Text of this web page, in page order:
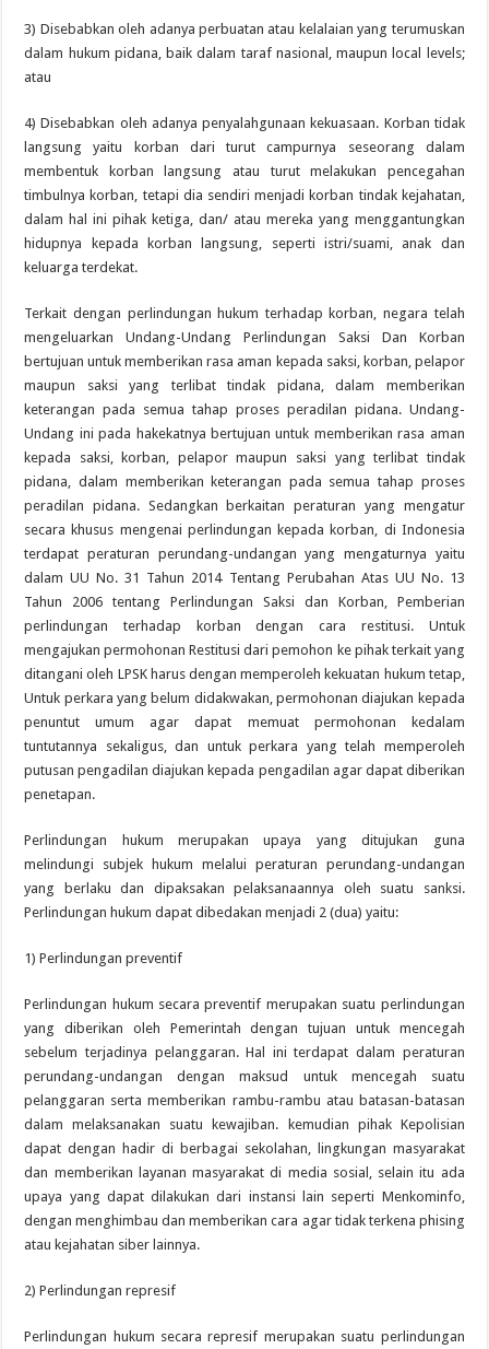
3) Disebabkan oleh adanya perbuatan atau kelalaian yang terumuskan
dalam hukum pidana, baik dalam taraf nasional, maupun local levels;
atau
4) Disebabkan oleh adanya penyalahgunaan kekuasaan. Korban tidak
langsung yaitu korban dari turut campurnya seseorang dalam
membentuk korban langsung atau turut melakukan pencegahan
timbulnya korban, tetapi dia sendiri menjadi korban tindak kejahatan,
dalam hal ini pihak ketiga, dan/ atau mereka yang menggantungkan
hidupnya kepada korban langsung, seperti istri/suami, anak dan
keluarga terdekat.
Terkait dengan perlindungan hukum terhadap korban, negara telah
mengeluarkan Undang-Undang Perlindungan Saksi Dan Korban
bertujuan untuk memberikan rasa aman kepada saksi, korban, pelapor
maupun saksi yang terlibat tindak pidana, dalam memberikan
keterangan pada semua tahap proses peradilan pidana. Undang-
Undang ini pada hakekatnya bertujuan untuk memberikan rasa aman
kepada saksi, korban, pelapor maupun saksi yang terlibat tindak
pidana, dalam memberikan keterangan pada semua tahap proses
peradilan pidana. Sedangkan berkaitan peraturan yang mengatur
secara khusus mengenai perlindungan kepada korban, di Indonesia
terdapat peraturan perundang-undangan yang mengaturnya yaitu
dalam UU No. 31 Tahun 2014 Tentang Perubahan Atas UU No. 13
Tahun 2006 tentang Perlindungan Saksi dan Korban, Pemberian
perlindungan terhadap korban dengan cara restitusi. Untuk
mengajukan permohonan Restitusi dari pemohon ke pihak terkait yang
ditangani oleh LPSK harus dengan memperoleh kekuatan hukum tetap,
Untuk perkara yang belum didakwakan, permohonan diajukan kepada
penuntut umum agar dapat memuat permohonan kedalam
tuntutannya sekaligus, dan untuk perkara yang telah memperoleh
putusan pengadilan diajukan kepada pengadilan agar dapat diberikan
penetapan.
Perlindungan hukum merupakan upaya yang ditujukan guna
melindungi subjek hukum melalui peraturan perundang-undangan
yang berlaku dan dipaksakan pelaksanaannya oleh suatu sanksi.
Perlindungan hukum dapat dibedakan menjadi 2 (dua) yaitu:
1) Perlindungan preventif
Perlindungan hukum secara preventif merupakan suatu perlindungan
yang diberikan oleh Pemerintah dengan tujuan untuk mencegah
sebelum terjadinya pelanggaran. Hal ini terdapat dalam peraturan
perundang-undangan dengan maksud untuk mencegah suatu
pelanggaran serta memberikan rambu-rambu atau batasan-batasan
dalam melaksanakan suatu kewajiban. kemudian pihak Kepolisian
dapat dengan hadir di berbagai sekolahan, lingkungan masyarakat
dan memberikan layanan masyarakat di media sosial, selain itu ada
upaya yang dapat dilakukan dari instansi lain seperti Menkominfo,
dengan menghimbau dan memberikan cara agar tidak terkena phising
atau kejahatan siber lainnya.
2) Perlindungan represif
Perlindungan hukum secara represif merupakan suatu perlindungan